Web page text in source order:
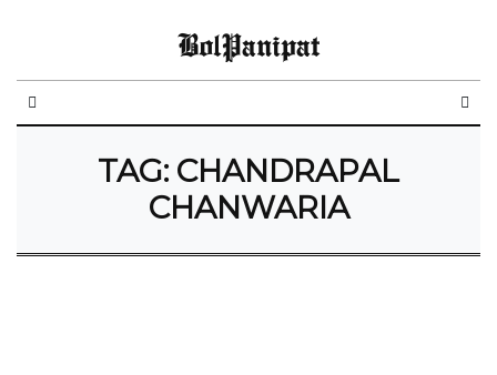
BolPanipat
TAG: CHANDRAPAL
CHANWARIA